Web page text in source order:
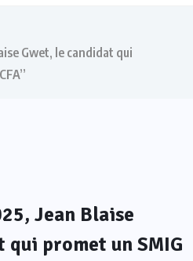
Gwet, le candidat qui
Jean Blaise
promet un SMIG